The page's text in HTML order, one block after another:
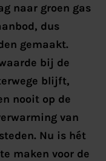
naar groen gas
dus
gemaakt.
bij de
blijft,
nooit op de
van
Nu is hét
maken voor de